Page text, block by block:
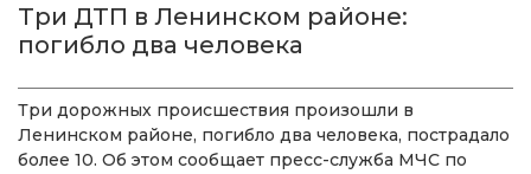
Три ДТП в Ленинском районе:
погибло два человека
Три дорожных происшествия произошли в
Ленинском районе, погибло два человека, пострадало
более 10. Об этом сообщает пресс-служба МЧС по